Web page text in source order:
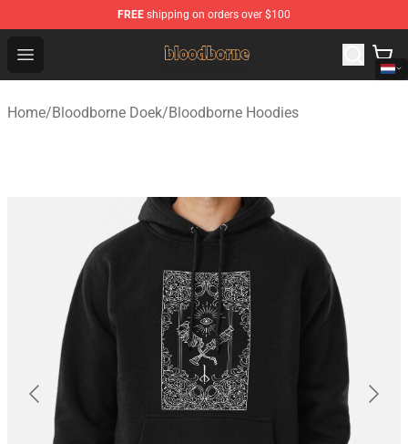
FREE shipping on orders over $100
Open menu
Bloodborne Shop - Official Bloodborne Merchandise
Home/Bloodborne Doek/Bloodborne Hoodies